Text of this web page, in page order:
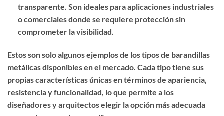
transparente. Son ideales para aplicaciones industriales
o comerciales donde se requiere protección sin
comprometer la visibilidad.
Estos son solo algunos ejemplos de los tipos de barandillas
metálicas disponibles en el mercado. Cada tipo tiene sus
propias características únicas en términos de apariencia,
resistencia y funcionalidad, lo que permite a los
diseñadores y arquitectos elegir la opción más adecuada